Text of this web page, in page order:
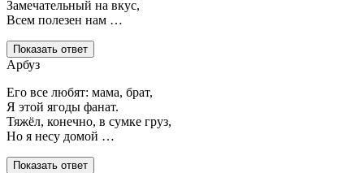
Замечательный на вкус,
Всем полезен нам …
Показать ответ
Арбуз
Его все любят: мама, брат,
Я этой ягоды фанат.
Тяжёл, конечно, в сумке груз,
Но я несу домой …
Показать ответ